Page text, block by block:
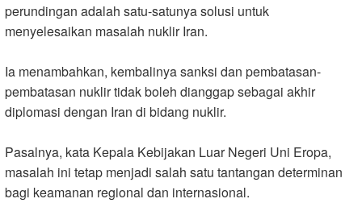
perundingan adalah satu-satunya solusi untuk
menyelesaikan masalah nuklir Iran.
Ia menambahkan, kembalinya sanksi dan pembatasan-
pembatasan nuklir tidak boleh dianggap sebagai akhir
diplomasi dengan Iran di bidang nuklir.
Pasalnya, kata Kepala Kebijakan Luar Negeri Uni Eropa,
masalah ini tetap menjadi salah satu tantangan determinan
bagi keamanan regional dan internasional.